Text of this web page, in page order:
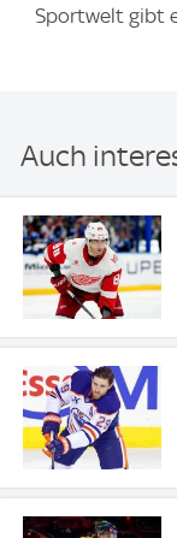
Sportwelt gibt
Auch